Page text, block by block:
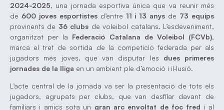
2024-2025, una jornada esportiva única que va reunir més
de 600 joves esportistesd’entre 11 i 13 anys de 73 equips
provinents de 36 clubs de voleibol catalans. L’esdeveniment,
organitzat per la Federació Catalana de Voleibol (FCVb),
marca el tret de sortida de la competició federada per als
jugadors més joves, que van disputar les dues primeres
jornades de la lliga en un ambient ple d’emoció i il·lusió.
L’acte central de la jornada va ser la presentació de tots els
jugadors, agrupats per clubs, que van desfilar davant de
familiars i amics sota un gran arc envoltat de foc fred i al